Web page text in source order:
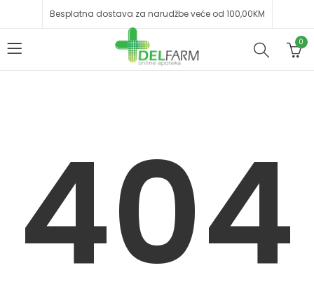
Besplatna dostava za narudžbe veće od 100,00KM
0
404